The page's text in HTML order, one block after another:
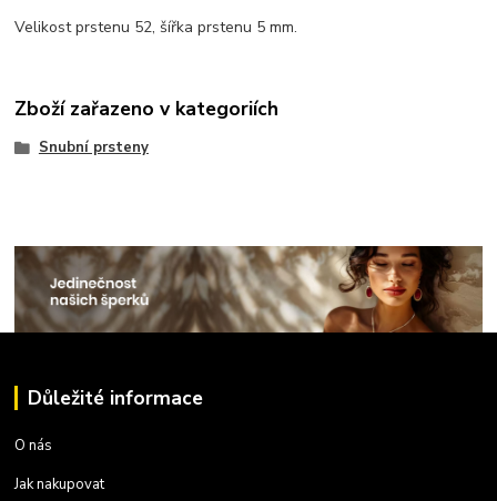
Velikost prstenu 52, šířka prstenu 5 mm.
Zboží zařazeno v kategoriích
Snubní prsteny
Důležité informace
O nás
Jak nakupovat